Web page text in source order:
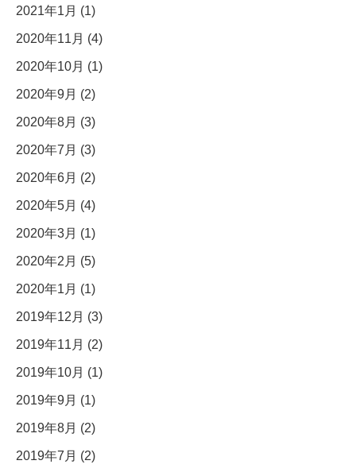
2021年1月 (1)
2020年11月 (4)
2020年10月 (1)
2020年9月 (2)
2020年8月 (3)
2020年7月 (3)
2020年6月 (2)
2020年5月 (4)
2020年3月 (1)
2020年2月 (5)
2020年1月 (1)
2019年12月 (3)
2019年11月 (2)
2019年10月 (1)
2019年9月 (1)
2019年8月 (2)
2019年7月 (2)